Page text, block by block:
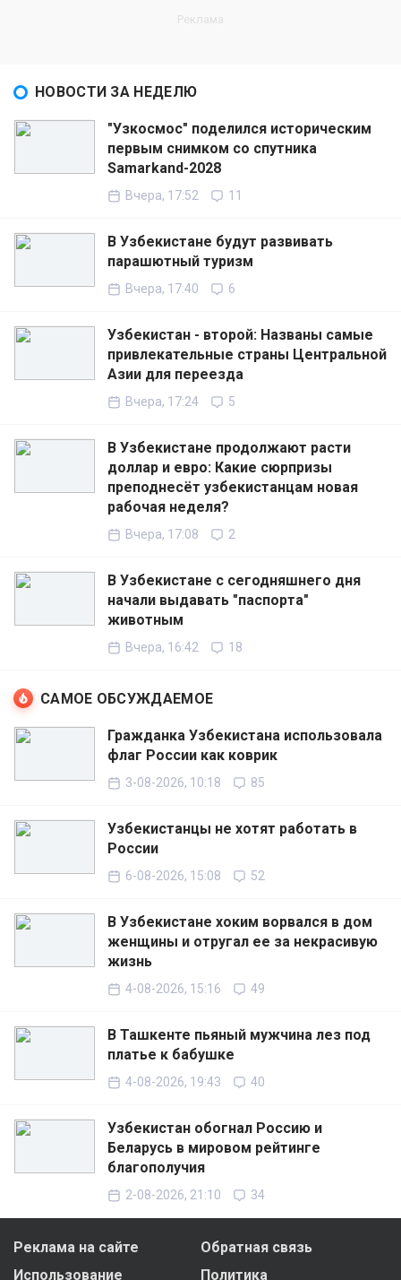
НОВОСТИ ЗА НЕДЕЛЮ
"Узкосмос" поделился историческим
первым снимком со спутника
Samarkand-2028
Вчера, 17:52 11
В Узбекистане будут развивать
парашютный туризм
Вчера, 17:40 6
Узбекистан - второй: Названы самые
привлекательные страны Центральной
Азии для переезда
Вчера, 17:24 5
В Узбекистане продолжают расти
доллар и евро: Какие сюрпризы
преподнесёт узбекистанцам новая
рабочая неделя?
Вчера, 17:08 2
В Узбекистане с сегодняшнего дня
начали выдавать "паспорта"
животным
Вчера, 16:42 18
САМОЕ ОБСУЖДАЕМОЕ
Гражданка Узбекистана использовала
флаг России как коврик
3-08-2026, 10:18 85
Узбекистанцы не хотят работать в
России
6-08-2026, 15:08 52
В Узбекистане хоким ворвался в дом
женщины и отругал ее за некрасивую
жизнь
4-08-2026, 15:16 49
В Ташкенте пьяный мужчина лез под
платье к бабушке
4-08-2026, 19:43 40
Узбекистан обогнал Россию и
Беларусь в мировом рейтинге
благополучия
2-08-2026, 21:10 34
Реклама на сайте
Обратная связь
Использование
Политика